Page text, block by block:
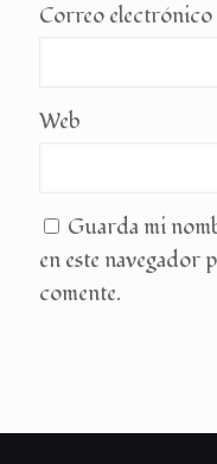
Correo electrónico
Web
Guarda mi
en este navegador
comente.